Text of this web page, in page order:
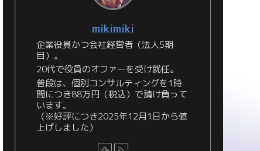
mikimiki
企業役員かつ会社経営者（法人5期
目）。
20代で役員のオファーを受け就任。
普段は、個別コンサルティングを1時
間につき88万円（税込）で請け負って
います。
（※好評につき2025年12月1日から値
上げしました）